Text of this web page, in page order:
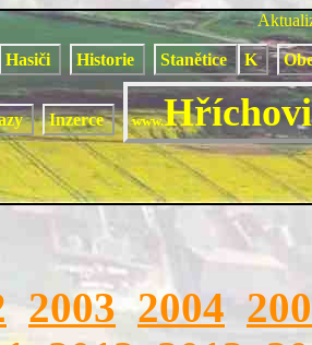
Hasiči Historie Stanětice K
Inzerce www.
2003 2004